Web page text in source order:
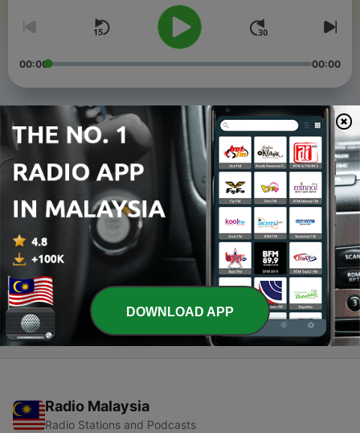
00:00 00:00
Episodes
3 - Kadang sesuatu yang ditahan itu ngga baik, tapi
gimana kalo yang ditahan itu kangen yang salah (?)
Penyesalan
13 Aug 2020
1 - Bersama dan Perpisahan
13 Aug 2020
Radio Malaysia
Radio Stations and Podcasts
DOWNLOAD APP